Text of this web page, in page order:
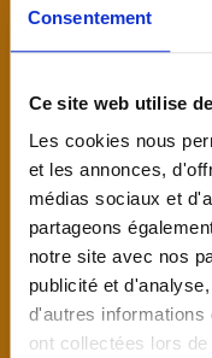
Consentement
Ce site web utilise
Les cookies nous
et les annonces,
médias sociaux et
partageons
notre site avec nos
publicité et
d'autres informations
ont collectées lors
s'agisse de
Bibliothèques et
valeur vos livres et
bibliothèques et
Claustras :
panneau décoratif